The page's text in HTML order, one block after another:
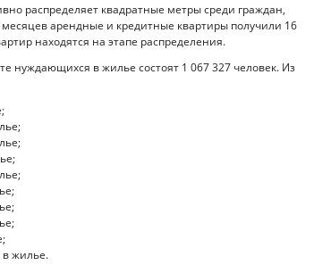
распределяет квадратные метры среди граждан,
арендные и кредитные квартиры получили 16
находятся на этапе распределения.
нуждающихся в жилье состоят 1 067 327 человек. Из
в жилье.